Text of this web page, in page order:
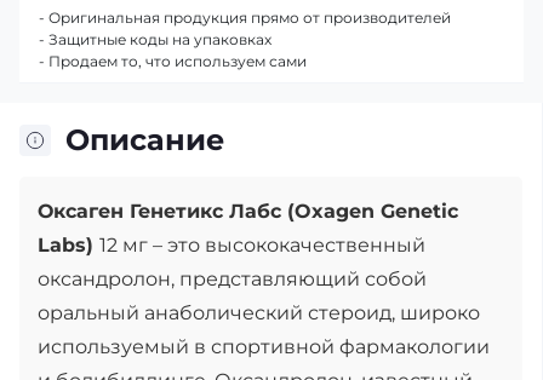
Описание
Оксаген Генетикс Лабс (Oxagen Genetic
Labs) 12 мг – это высококачественный
оксандролон, представляющий собой
оральный анаболический стероид, широко
используемый в спортивной фармакологии
- Оригинальная продукция прямо от производителей
- Защитные коды на упаковках
- Продаем то, что используем сами